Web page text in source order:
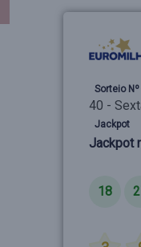
Sorteio Nº
40 -
Jackpot
Jackpot
18